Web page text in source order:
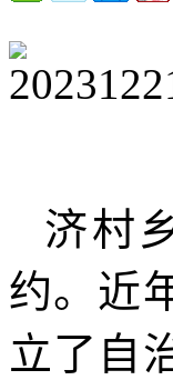
济村
约。近
立了自